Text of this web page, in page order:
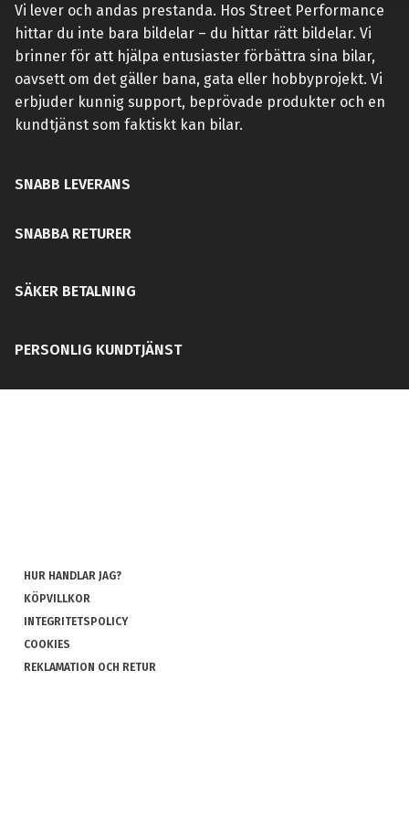
Vi lever och andas prestanda. Hos Street Performance
hittar du inte bara bildelar – du hittar rätt bildelar. Vi
brinner för att hjälpa entusiaster förbättra sina bilar,
oavsett om det gäller bana, gata eller hobbyprojekt. Vi
erbjuder kunnig support, beprövade produkter och en
kundtjänst som faktiskt kan bilar.
SNABB LEVERANS
SNABBA RETURER
SÄKER BETALNING
PERSONLIG KUNDTJÄNST
HUR HANDLAR JAG?
KÖPVILLKOR
INTEGRITETSPOLICY
COOKIES
REKLAMATION OCH RETUR